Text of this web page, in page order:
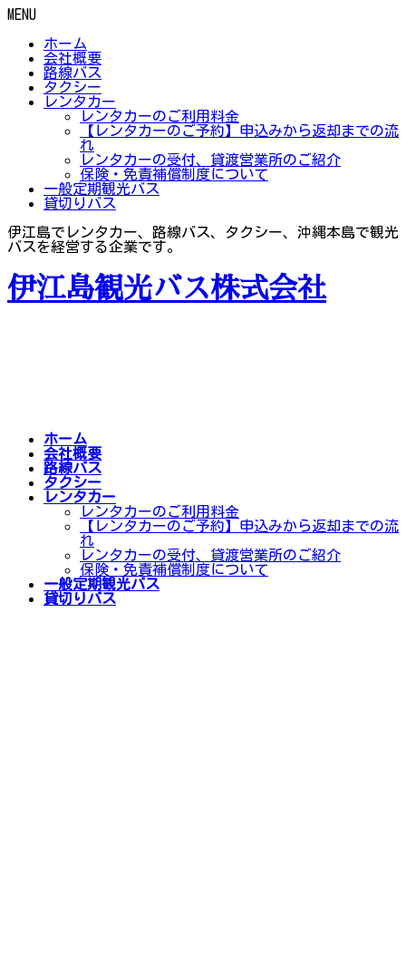
MENU
ホーム
会社概要
路線バス
タクシー
レンタカー
レンタカーのご利用料金
【レンタカーのご予約】申込みから返却までの流
れ
レンタカーの受付、貸渡営業所のご紹介
保険・免責補償制度について
一般定期観光バス
貸切りバス
伊江島でレンタカー、路線バス、タクシー、沖縄本島で観光
バスを経営する企業です。
伊江島観光バス株式会社
ホーム
会社概要
路線バス
タクシー
レンタカー
レンタカーのご利用料金
【レンタカーのご予約】申込みから返却までの流
れ
レンタカーの受付、貸渡営業所のご紹介
保険・免責補償制度について
一般定期観光バス
貸切りバス